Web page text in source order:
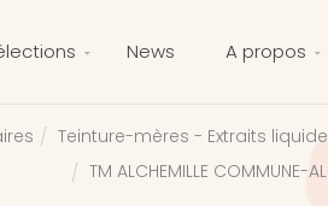
News A propos
Teinture-mères - Extraits
TM ALCHEMILLE COMMUNE-